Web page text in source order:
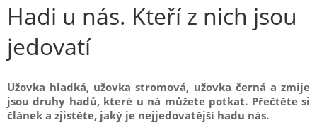
Hadi u nás. Kteří z nich jsou
jedovatí
Užovka hladká, užovka stromová, užovka černá a zmije
jsou druhy hadů, které u ná můžete potkat. Přečtěte si
článek a zjistěte, jaký je nejjedovatější hadu nás.